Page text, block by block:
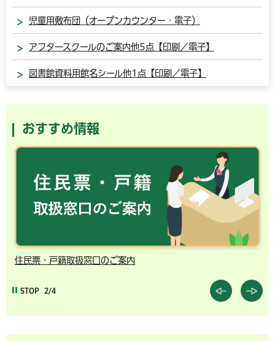
児童用敷布団（オープンカウンター・電子）
アフタースクールのご案内他5点【印刷／電子】
図書館資料用館名シール他1点【印刷／電子】
おすすめ情報
千葉市の電子行政サービス
STOP 3/4